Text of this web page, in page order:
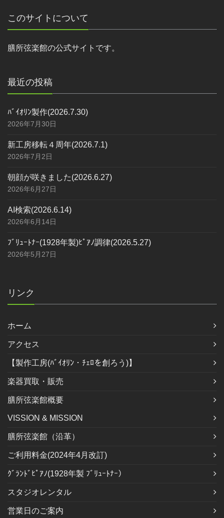
このサイトについて
膳所弦楽館の公式サイトです。
最近の投稿
ﾊﾞｲｵﾘﾝ製作(2026.7.30)
2026年7月30日
新工房移転４周年(2026.7.1)
2026年7月2日
朝顔が咲きました(2026.6.27)
2026年6月27日
AI検索(2026.6.14)
2026年6月14日
ﾌﾞﾘｭｰﾄﾅｰ(1928年製)ﾋﾟｱﾉ調律(2026.5.27)
2026年5月27日
リンク
ホーム
アクセス
【製作工房(ﾊﾞｲｵﾘﾝ・ﾁｪﾛを創ろう)】
楽器買取・販売
膳所弦楽館概要
VISSION & MISSION
膳所弦楽館（沿革）
ご利用料金(2024年4月改訂)
ｸﾞﾗﾝﾄﾞﾋﾟｱﾉ(1928年製 ﾌﾞﾘｭｰﾄﾅｰ）
スタジオレンタル
営業日のご案内